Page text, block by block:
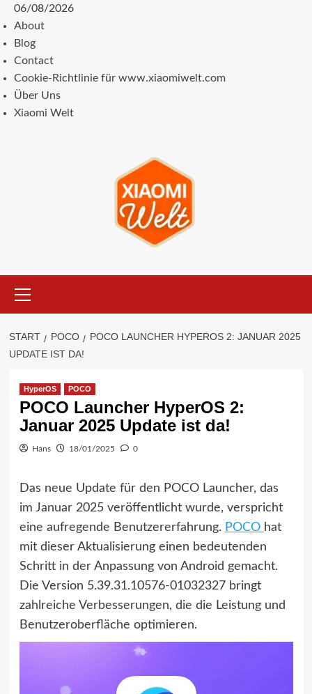
Zum
Inhalt
springen
06/08/2026
About
Blog
Contact
Cookie-Richtlinie für www.xiaomiwelt.com
Über Uns
Xiaomi Welt
Menü
START POCO
POCO LAUNCHER HYPEROS 2: JANUAR 2025
UPDATE IST DA!
HyperOS POCO
POCO Launcher HyperOS 2:
Januar 2025 Update ist da!
Hans 18/01/2025 0
Das neue Update für den POCO Launcher, das
im Januar 2025 veröffentlicht wurde, verspricht
eine aufregende Benutzererfahrung. POCO hat
mit dieser Aktualisierung einen bedeutenden
Schritt in der Anpassung von Android gemacht.
Die Version 5.39.31.10576-01032327 bringt
zahlreiche Verbesserungen, die die Leistung und
Benutzeroberfläche optimieren.